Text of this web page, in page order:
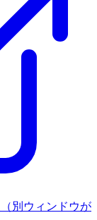
（別ウィンドウが